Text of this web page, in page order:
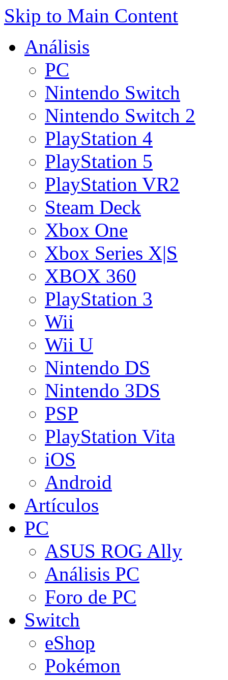
Skip to Main Content
Análisis
PC
Nintendo Switch
Nintendo Switch 2
PlayStation 4
PlayStation 5
PlayStation VR2
Steam Deck
Xbox One
Xbox Series X|S
XBOX 360
PlayStation 3
Wii
Wii U
Nintendo DS
Nintendo 3DS
PSP
PlayStation Vita
iOS
Android
Artículos
PC
ASUS ROG Ally
Análisis PC
Foro de PC
Switch
eShop
Pokémon